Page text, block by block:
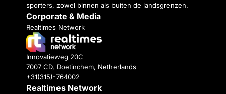
sporters, zowel binnen als buiten de landsgrenzen.
Corporate & Media
Realtimes Network
Innovatieweg 20C
7007 CD, Doetinchem, Netherlands
+31(315)-764002
Realtimes Network